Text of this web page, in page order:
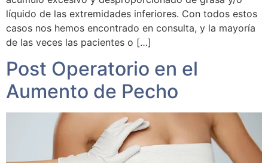
líquido de las extremidades inferiores. Con todos estos
casos nos hemos encontrado en consulta, y la mayoría
de las veces las pacientes o […]
Post Operatorio en el
Aumento de Pecho